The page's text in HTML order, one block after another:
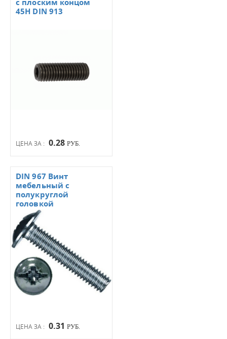
ЦЕНА ЗА : 0.28 РУБ.
45Н DIN 913
ЦЕНА ЗА : 0.31 РУБ.
DIN 967 Винт
мебельный с
полукруглой
головкой